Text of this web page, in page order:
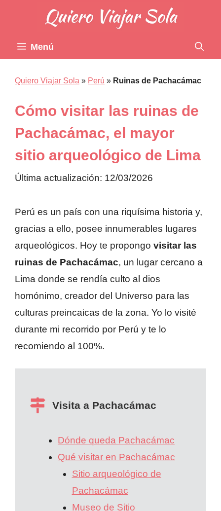
contenido
Menú
Quiero Viajar Sola » Perú » Ruinas de Pachacámac
Cómo visitar las ruinas de
Pachacámac, el mayor
sitio arqueológico de Lima
Última actualización: 12/03/2026
Perú es un país con una riquísima historia y,
gracias a ello, posee innumerables lugares
arqueológicos. Hoy te propongo visitar las
ruinas de Pachacámac, un lugar cercano a
Lima donde se rendía culto al dios
homónimo, creador del Universo para las
culturas preincaicas de la zona. Yo lo visité
durante mi recorrido por Perú y te lo
recomiendo al 100%.
Visita a Pachacámac
Dónde queda Pachacámac
Qué visitar en Pachacámac
Sitio arqueológico de
Pachacámac
Museo de Sitio